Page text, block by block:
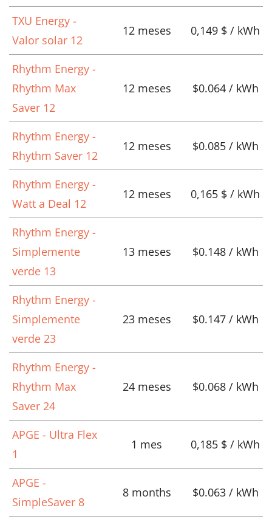
TXU Energy -
Valor solar 12
12 meses 0,149 $ / kWh
Rhythm Energy -
Rhythm Max
Saver 12
12 meses $0.064 / kWh
Rhythm Energy -
Rhythm Saver 12
12 meses $0.085 / kWh
Rhythm Energy -
Watt a Deal 12
12 meses 0,165 $ / kWh
Rhythm Energy -
Simplemente
verde 13
13 meses $0.148 / kWh
Rhythm Energy -
Simplemente
verde 23
23 meses $0.147 / kWh
Rhythm Energy -
Rhythm Max
Saver 24
24 meses $0.068 / kWh
APGE - Ultra Flex
1
1 mes 0,185 $ / kWh
APGE -
SimpleSaver 8
8 months $0.063 / kWh